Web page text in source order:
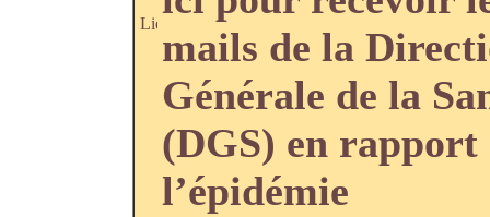
mails de la
Générale de la
(DGS) en rapport
l’épidémie